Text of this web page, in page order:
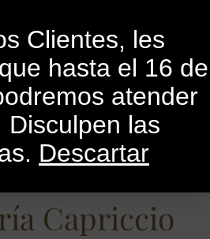
Clientes, les
hasta el 16 de
atender
Disculpen las
Descartar
Capriccio